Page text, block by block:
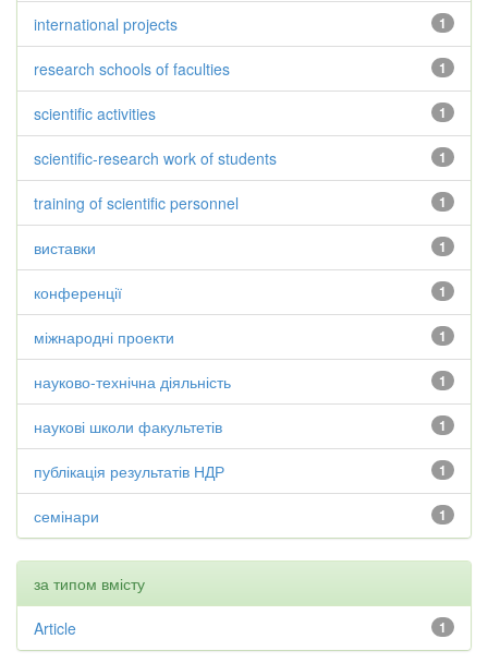
1
international projects
1
research schools of faculties
1
scientific activities
1
scientific-research work of students
1
training of scientific personnel
1
виставки
1
конференції
1
міжнародні проекти
1
науково-технічна діяльність
1
наукові школи факультетів
1
публікація результатів НДР
1
семінари
за типом вмісту
1
Article